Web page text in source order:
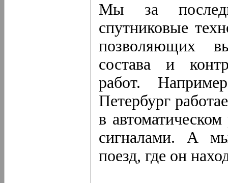
Мы за
спутниковые
позволяющих
состава и
работ.
Петербург
в
сигналами. А
поезд, где он